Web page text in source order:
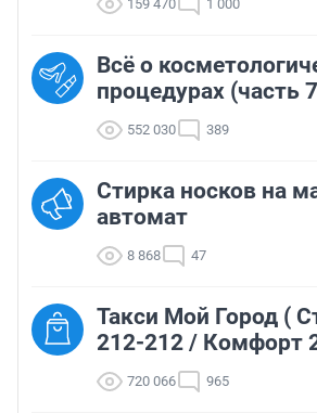
159 470 1 000
Всё о
процедурах (часть
552 030 389
Стирка носков на
автомат
8 868 47
Такси Мой Город (
212-212 / Комфорт
720 066 965